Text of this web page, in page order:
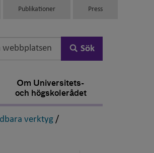
Publikationer Press
Sök
Om Universitets-
och högskolerådet
verktyg ,
/